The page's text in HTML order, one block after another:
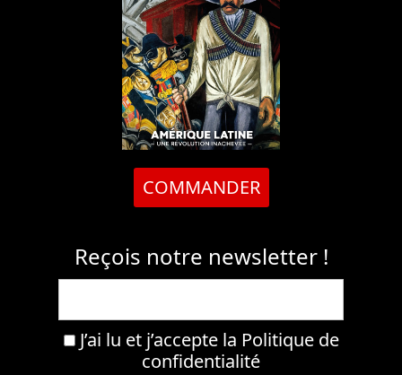
COMMANDER
Reçois notre newsletter !
J’ai lu et j’accepte la Politique de
confidentialité